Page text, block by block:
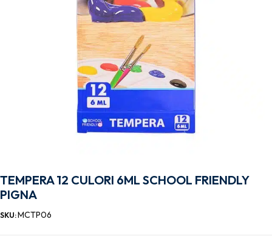
TEMPERA 12 CULORI 6ML SCHOOL FRIENDLY
PIGNA
SKU:MCTP06